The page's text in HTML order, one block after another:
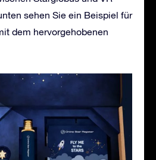
sehen Sie ein Beispiel für
dem hervorgehobenen